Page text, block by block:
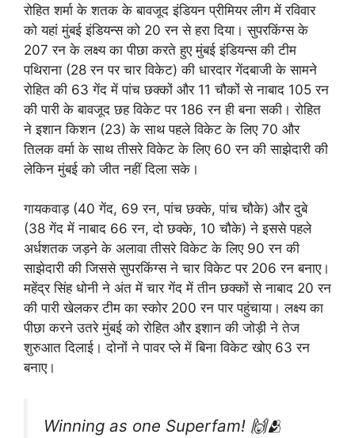
रोहित शर्मा के शतक के बावजूद इंडियन प्रीमियर लीग में रविवार
को यहां मुंबई इंडियन्स को 20 रन से हरा दिया। सुपरकिंग्स के
207 रन के लक्ष्य का पीछा करते हुए मुंबई इंडियन्स की टीम
पथिराना (28 रन पर चार विकेट) की धारदार गेंदबाजी के सामने
रोहित की 63 गेंद में पांच छक्कों और 11 चौकों से नाबाद 105 रन
की पारी के बावजूद छह विकेट पर 186 रन ही बना सकी। रोहित
ने इशान किशन (23) के साथ पहले विकेट के लिए 70 और
तिलक वर्मा के साथ तीसरे विकेट के लिए 60 रन की साझेदारी की
लेकिन मुंबई को जीत नहीं दिला सके।
गायकवाड़ (40 गेंद, 69 रन, पांच छक्के, पांच चौके) और दुबे
(38 गेंद में नाबाद 66 रन, दो छक्के, 10 चौके) ने इससे पहले
अर्धशतक जड़ने के अलावा तीसरे विकेट के लिए 90 रन की
साझेदारी की जिससे सुपरकिंग्स ने चार विकेट पर 206 रन बनाए।
महेंद्र सिंह धोनी ने अंत में चार गेंद में तीन छक्कों से नाबाद 20 रन
की पारी खेलकर टीम का स्कोर 200 रन पार पहुंचाया। लक्ष्य का
पीछा करने उतरे मुंबई को रोहित और इशान की जोड़ी ने तेज
शुरुआत दिलाई। दोनों ने पावर प्ले में बिना विकेट खोए 63 रन
बनाए।
Winning as one Superfam! 🙌🫂